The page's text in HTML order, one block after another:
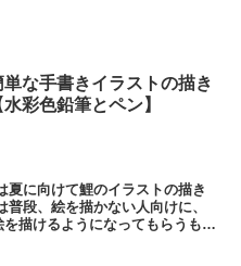
単な手書きイラストの描き
彩色鉛筆とペン】
夏に向けて鯉のイラストの描き
段、絵を描かない人向けに、
描けるようになってもらうもの